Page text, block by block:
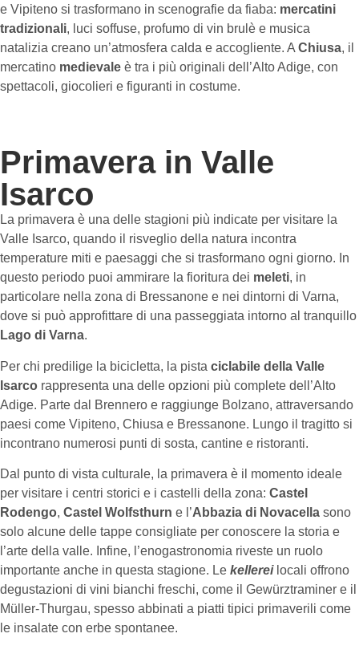
e Vipiteno si trasformano in scenografie da fiaba: mercatini
tradizionali, luci soffuse, profumo di vin brulè e musica
natalizia creano un’atmosfera calda e accogliente. A Chiusa, il
mercatino medievale è tra i più originali dell’Alto Adige, con
spettacoli, giocolieri e figuranti in costume.
Primavera in Valle
Isarco
La primavera è una delle stagioni più indicate per visitare la
Valle Isarco, quando il risveglio della natura incontra
temperature miti e paesaggi che si trasformano ogni giorno. In
questo periodo puoi ammirare la fioritura dei meleti, in
particolare nella zona di Bressanone e nei dintorni di Varna,
dove si può approfittare di una passeggiata intorno al tranquillo
Lago di Varna.
Per chi predilige la bicicletta, la pista ciclabile della Valle
Isarco rappresenta una delle opzioni più complete dell’Alto
Adige. Parte dal Brennero e raggiunge Bolzano, attraversando
paesi come Vipiteno, Chiusa e Bressanone. Lungo il tragitto si
incontrano numerosi punti di sosta, cantine e ristoranti.
Dal punto di vista culturale, la primavera è il momento ideale
per visitare i centri storici e i castelli della zona: Castel
Rodengo, Castel Wolfsthurn e l’Abbazia di Novacella sono
solo alcune delle tappe consigliate per conoscere la storia e
l’arte della valle. Infine, l’enogastronomia riveste un ruolo
importante anche in questa stagione. Le kellerei locali offrono
degustazioni di vini bianchi freschi, come il Gewürztraminer e il
Müller-Thurgau, spesso abbinati a piatti tipici primaverili come
le insalate con erbe spontanee.